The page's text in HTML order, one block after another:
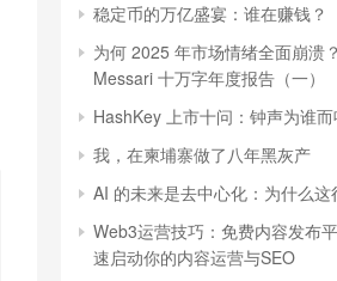
稳定币的万亿盛宴：谁在赚钱？
为何 2025 年市场情绪全面崩溃
Messari 十万字年度报告（一）
HashKey 上市十问：钟声为谁而
我，在柬埔寨做了八年黑灰产
AI 的未来是去中心化：为什么这
Web3运营技巧：免费内容发布
速启动你的内容运营与SEO